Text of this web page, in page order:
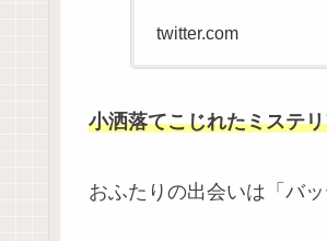
twitter.com
小洒落てこじれたミステ
おふたりの出会いは「バ